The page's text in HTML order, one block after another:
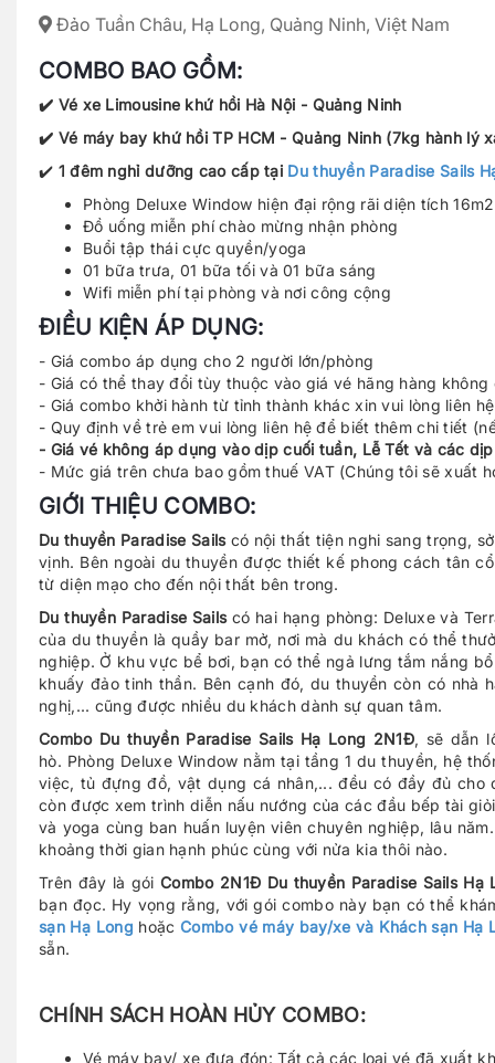
Đảo Tuần Châu, Hạ Long, Quảng Ninh, Việt Nam
COMBO BAO GỒM:
✔️ Vé xe Limousine khứ hồi Hà Nội - Quảng Ninh
✔️ Vé máy bay khứ hồi TP HCM - Quảng Ninh (7kg hành lý
✔️ 1 đêm nghỉ dưỡng cao cấp tại Du thuyền Paradise Sails
Phòng Deluxe Window hiện đại rộng rãi diện tích 16m2
Đồ uống miễn phí chào mừng nhận phòng
Buổi tập thái cực quyền/yoga
01 bữa trưa, 01 bữa tối và 01 bữa sáng
Wifi miễn phí tại phòng và nơi công cộng
ĐIỀU KIỆN ÁP DỤNG:
- Giá combo áp dụng cho 2 người lớn/phòng
- Giá có thể thay đổi tùy thuộc vào giá vé hãng hàng
- Giá combo khởi hành từ tỉnh thành khác xin vui lòng liên
- Quy định về trẻ em vui lòng liên hệ để biết thêm chi tiết
- Giá vé không áp dụng vào dịp cuối tuần, Lễ Tết và các
- Mức giá trên chưa bao gồm thuế VAT (Chúng tôi sẽ xuất
GIỚI THIỆU COMBO:
Du thuyền Paradise Sailscó nội thất tiện nghi sang trọng,
vịnh. Bên ngoài du thuyền được thiết kế phong cách tân
từ diện mạo cho đến nội thất bên trong.
Du thuyền Paradise Sailscó hai hạng phòng: Deluxe và
của du thuyền là quầy bar mở, nơi mà du khách có thể
nghiệp. Ở khu vực bể bơi, bạn có thể ngả lưng tắm nắng
khuấy đảo tinh thần. Bên cạnh đó, du thuyền còn có nhà
nghị,... cũng được nhiều du khách dành sự quan tâm.
Combo Du thuyền Paradise Sails Hạ Long 2N1Đ, sẽ dẫn
hò. Phòng Deluxe Window nằm tại tầng 1 du thuyền, hệ
việc, tủ đựng đồ, vật dụng cá nhân,... đều có đầy đủ
còn được xem trình diễn nấu nướng của các đầu bếp tài
và yoga cùng ban huấn luyện viên chuyên nghiệp, lâu
khoảng thời gian hạnh phúc cùng với nửa kia thôi nào.
Trên đây là góiCombo 2N1Đ Du thuyền Paradise Sails
bạn đọc. Hy vọng rằng, với gói combo này bạn có thể
sạn Hạ Long hoặcCombo vé máy bay/xe và Khách sạn Hạ
sẵn.
CHÍNH SÁCH HOÀN HỦY COMBO:
Vé máy bay/ xe đưa đón: Tất cả các loại vé đã xuất